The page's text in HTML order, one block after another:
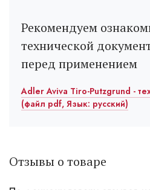
Рекомендуем
технической
перед применением
Adler Aviva Tiro-Putzgrund -
(файл pdf, Язык: русский)
Отзывы о товаре